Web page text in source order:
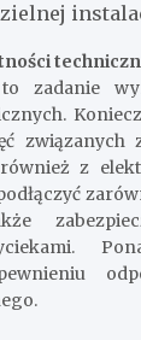
zadanie
z